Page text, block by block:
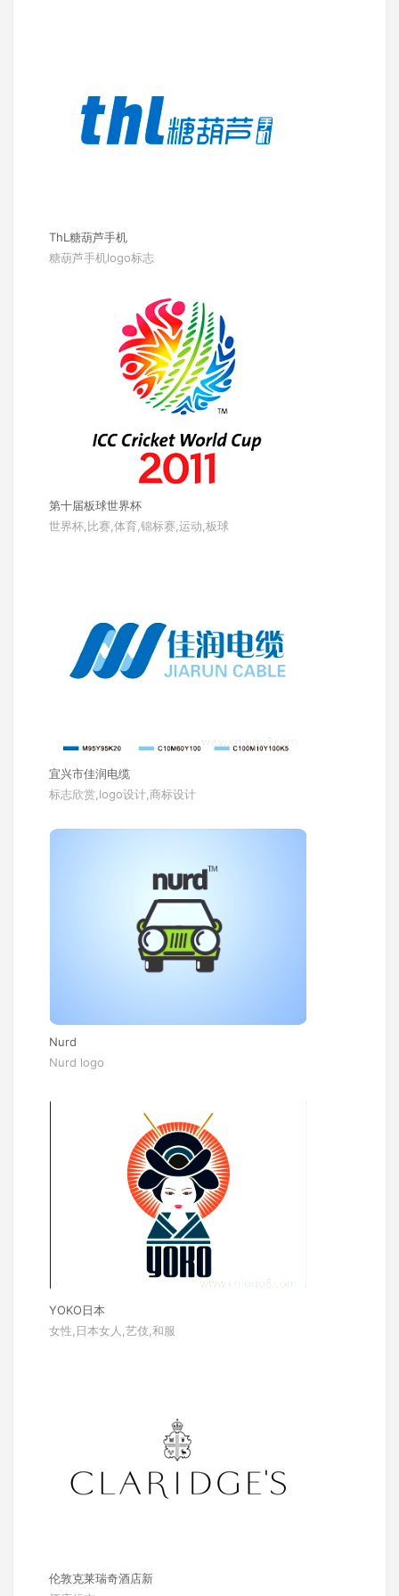
ThL糖葫芦手机
糖葫芦手机logo标志
第十届板球世界杯
世界杯,比赛,体育,锦标赛,运动,板球
宜兴市佳润电缆
标志欣赏,logo设计,商标设计
Nurd
Nurd logo
YOKO日本
女性,日本女人,艺伎,和服
伦敦克莱瑞奇酒店新